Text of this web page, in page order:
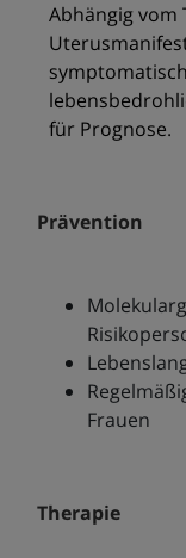
Abhängig
für Prognose.
Prävention
Frauen
Therapie